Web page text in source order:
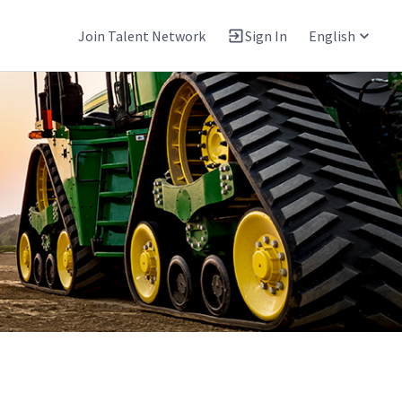
Join Talent Network Sign In English